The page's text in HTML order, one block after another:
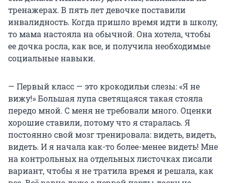
тренажерах. В пять лет девочке поставили
инвалидность. Когда пришло время идти в школу,
то мама настояла на обычной. Она хотела, чтобы
ее дочка росла, как все, и получила необходимые
социальные навыки.
— Первый класс — это крокодильи слезы: «Я не
вижу!» Большая лупа светящаяся такая стояла
передо мной. С меня не требовали много. Оценки
хорошие ставили, потому что я старалась. Я
постоянно свой мозг тренировала: видеть, видеть,
видеть. И я начала как-то более-менее видеть! Мне
на контрольных на отдельных листочках писали
вариант, чтобы я не тратила время и решала, как